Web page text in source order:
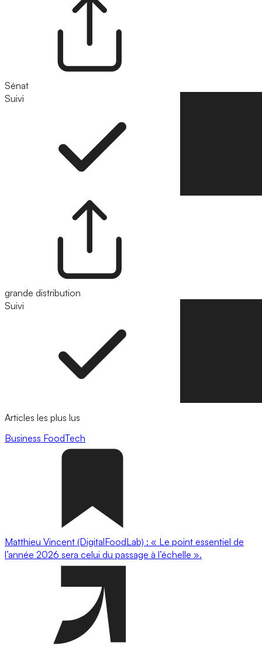
Sénat
Suivi
grande distribution
Suivi
Articles les plus lus
Business FoodTech
Matthieu Vincent (DigitalFoodLab) : « Le point essentiel de
l’année 2026 sera celui du passage à l’échelle ».